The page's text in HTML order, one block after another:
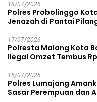
18/07/2026
Polres Probolinggo
Jenazah di Pantai
17/07/2026
Polresta Malang Kota
Ilegal Omzet Tembus
15/07/2026
Polres Lumajang
Sasar Perempuan dan